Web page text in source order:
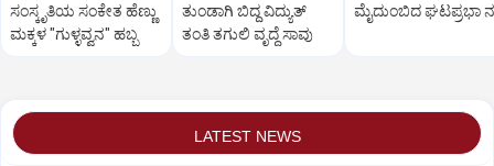
ಸಂಸ್ಕೃತಿಯ ಸಂಕೇತ ಹೆಣ್ಣು
ಮಕ್ಕಳ "ಗುಳ್ಳವ್ವನ" ಹಬ್ಬ
ತುಂಡಾಗಿ ಬಿದ್ದ ವಿದ್ಯುತ್
ತಂತಿ ತಗುಲಿ ವೃದ್ಧೆ ಸಾವು
ಮೈದುಂಬಿದ ಘಟಪ್ರಭಾ
LATEST NEWS